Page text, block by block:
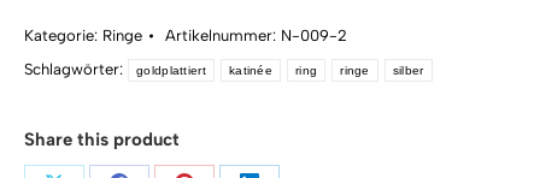
Silber
925/
plattiert
Menge
Kategorie: Ringe Artikelnummer: N-009-2
Schlagwörter:
goldplattiert katinée ring ringe silber
Share this product